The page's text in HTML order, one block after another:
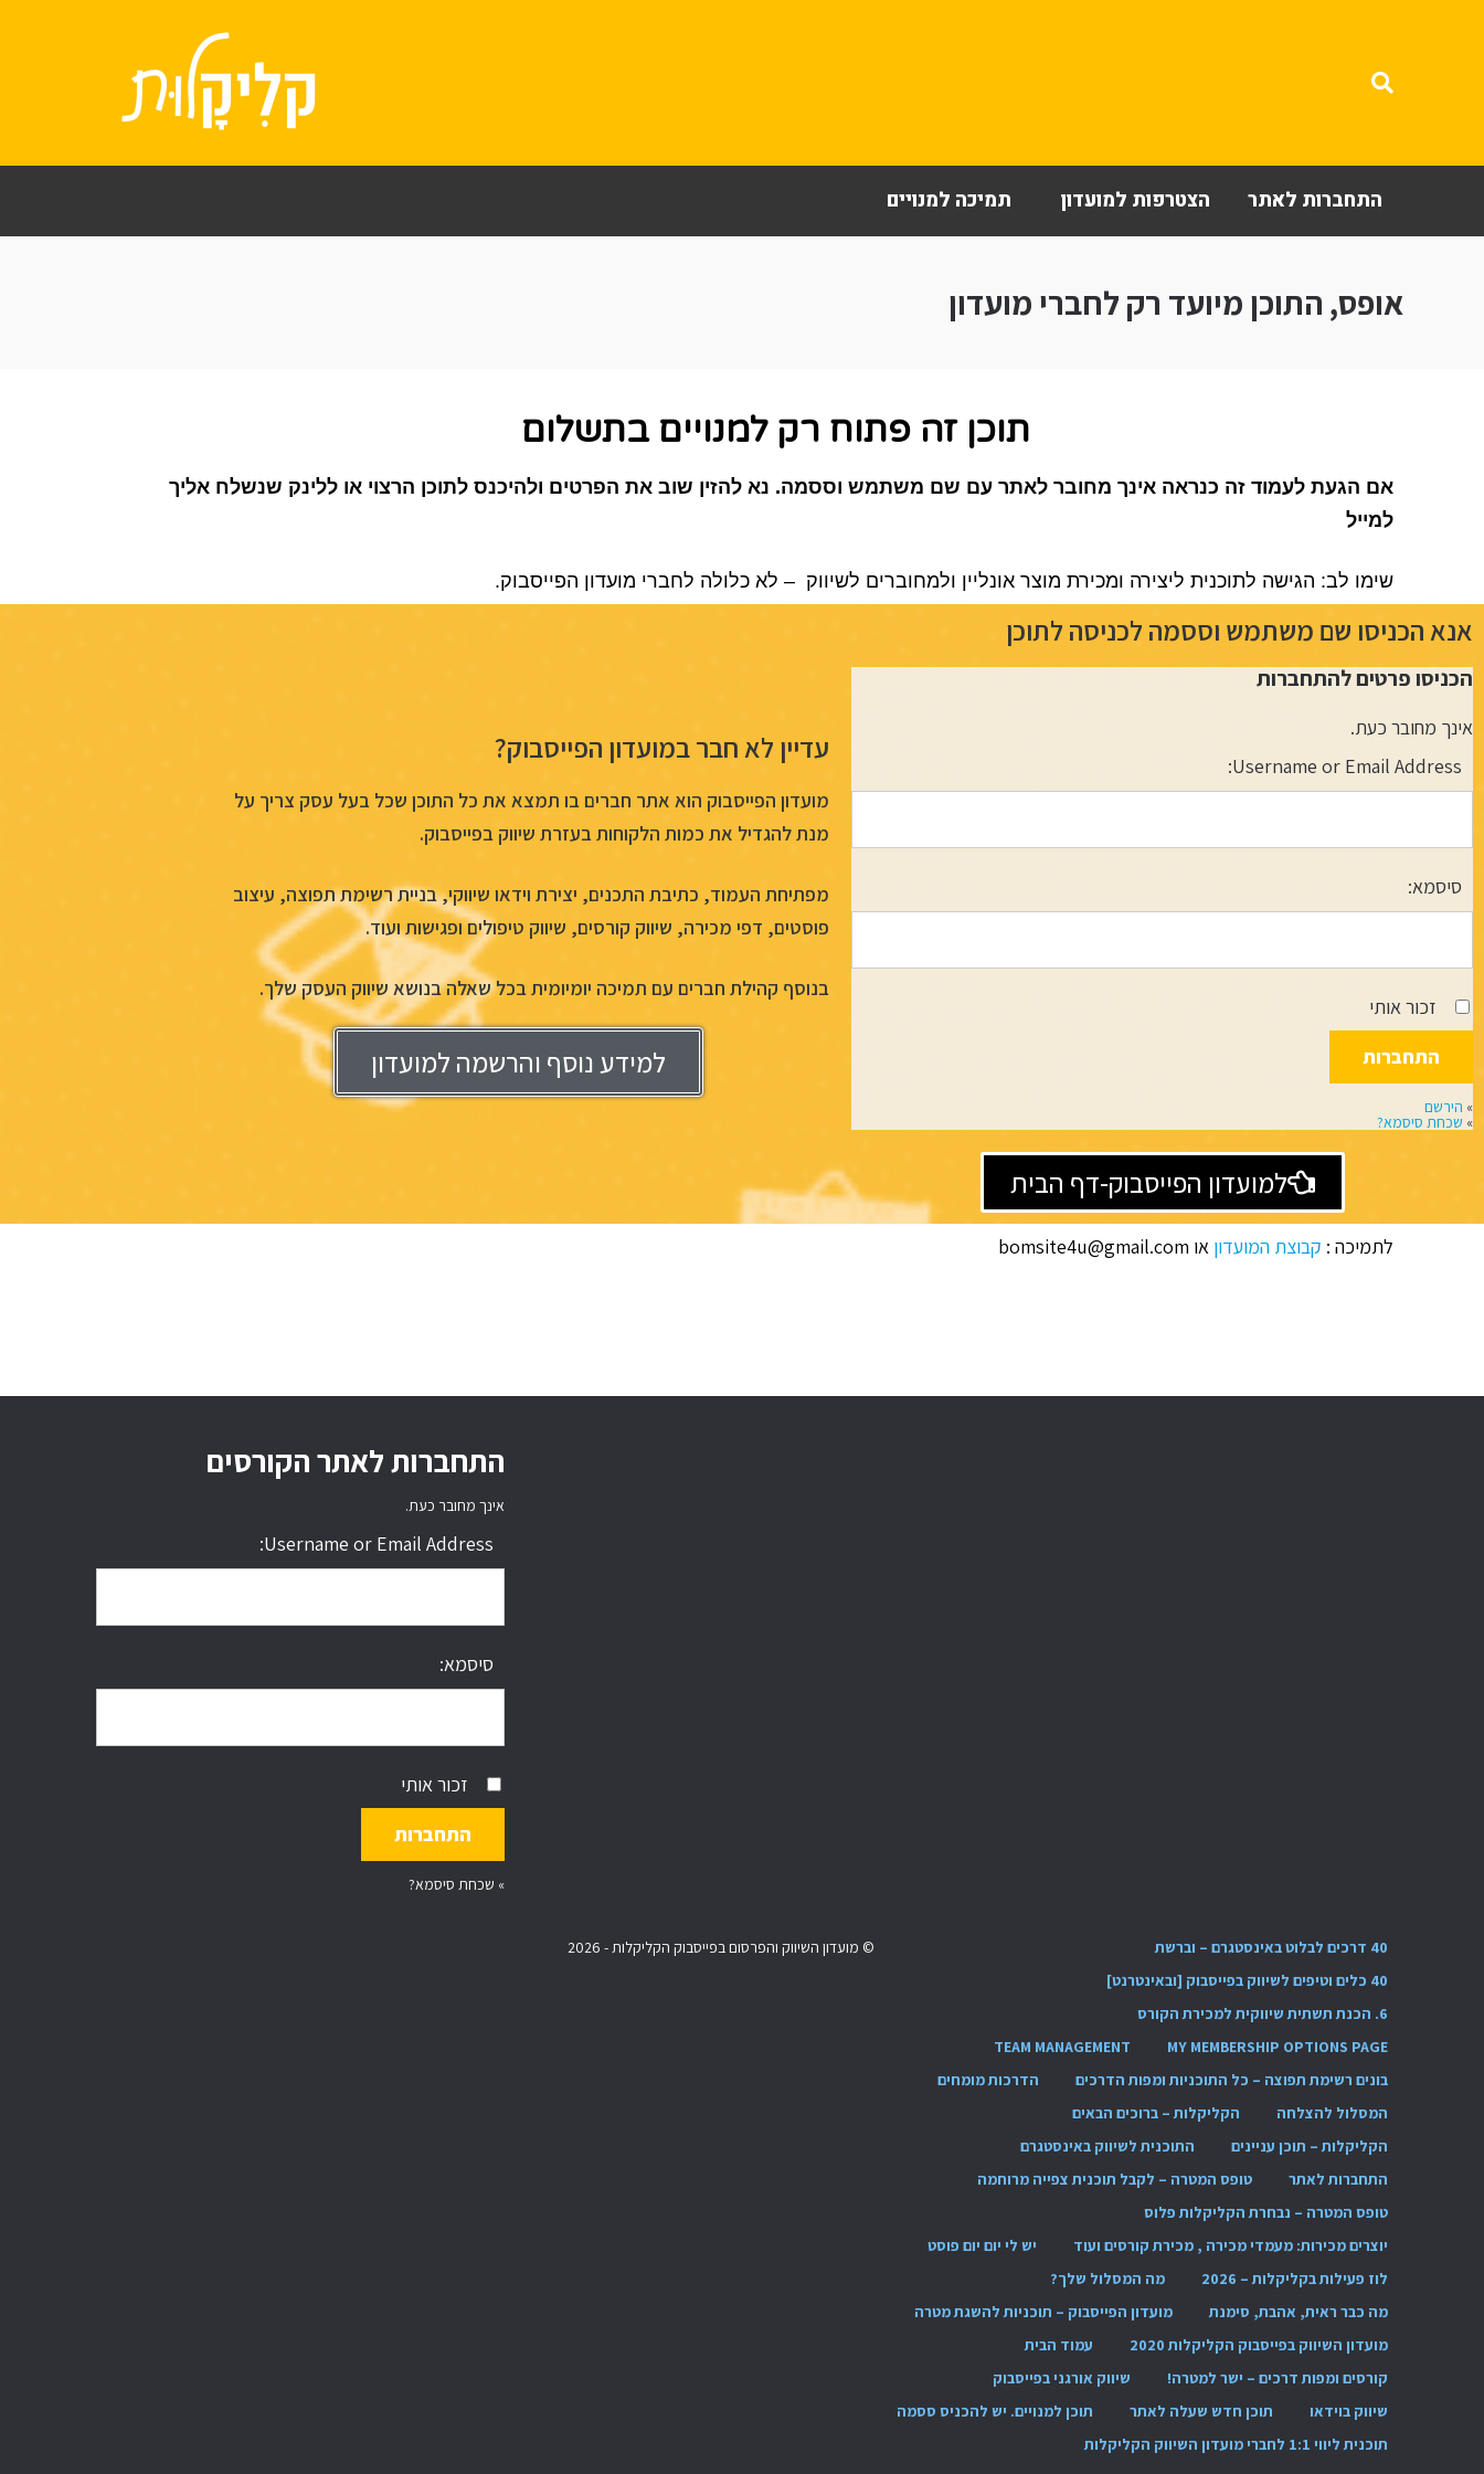
התחברות לאתר הצטרפות למועדון תמיכה למנויים
אופס, התוכן מיועד רק לחברי מועדון
תוכן זה פתוח רק למנויים בתשלום
אם הגעת לעמוד זה כנראה אינך מחובר לאתר עם שם משתמש וססמה. נא להזין שוב את הפרטים ולהיכנס לתוכן הרצוי או ללינק שנשלח אליך
למייל
שימו לב: הגישה לתוכנית ליצירה ומכירת מוצר אונליין ולמחוברים לשיווק – לא כלולה לחברי מועדון הפייסבוק.
אנא הכניסו שם משתמש וססמה לכניסה לתוכן
הכניסו פרטים להתחברות
אינך מחובר כעת.
Username or Email Address:
סיסמא:
זכור אותי
» הירשם
» שכחת סיסמא?
למועדון הפייסבוק-דף הבית
עדיין לא חבר במועדון הפייסבוק?
מועדון הפייסבוק הוא אתר חברים בו תמצא את כל התוכן שכל בעל עסק צריך על
מנת להגדיל את כמות הלקוחות בעזרת שיווק בפייסבוק.
מפתיחת העמוד, כתיבת התכנים, יצירת וידאו שיווקי, בניית רשימת תפוצה, עיצוב
פוסטים, דפי מכירה, שיווק קורסים, שיווק טיפולים ופגישות ועוד.
בנוסף קהילת חברים עם תמיכה יומיומית בכל שאלה בנושא שיווק העסק שלך.
למידע נוסף והרשמה למועדון
לתמיכה : קבוצת המועדון או bomsite4u@gmail.com
התחברות לאתר הקורסים
אינך מחובר כעת.
Username or Email Address:
סיסמא:
זכור אותי
» שכחת סיסמא?
© מועדון השיווק והפרסום בפייסבוק הקליקלות - 2026
40 דרכים לבלוט באינסטגרם – וברשת
40 כלים וטיפים לשיווק בפייסבוק [ובאינטרנט]
6. הכנת תשתית שיווקית למכירת הקורס
MY MEMBERSHIP OPTIONS PAGE
TEAM MANAGEMENT
בונים רשימת תפוצה – כל התוכניות ומפות הדרכים
הדרכות מומחים
המסלול להצלחה
הקליקלות – ברוכים הבאים
הקליקלות – תוכן עניינים
התוכנית לשיווק באינסטגרם
התחברות לאתר
טופס המטרה – לקבל תוכנית צפייה מרוחמה
טופס המטרה – נבחרת הקליקלות פלוס
יוצרים מכירות: מעמדי מכירה , מכירת קורסים ועוד
יש לי יום יום פוסט
לוז פעילות בקליקלות – 2026
מה המסלול שלך?
מה כבר ראית, אהבת, סימנת
מועדון הפייסבוק – תוכניות להשגת מטרה
מועדון השיווק בפייסבוק הקליקלות 2020
עמוד הבית
קורסים ומפות דרכים – ישר למטרה!
שיווק אורגני בפייסבוק
שיווק בוידאו
תוכן חדש שעלה לאתר
תוכן למנויים. יש להכניס ססמה
תוכנית ליווי 1:1 לחברי מועדון השיווק הקליקלות